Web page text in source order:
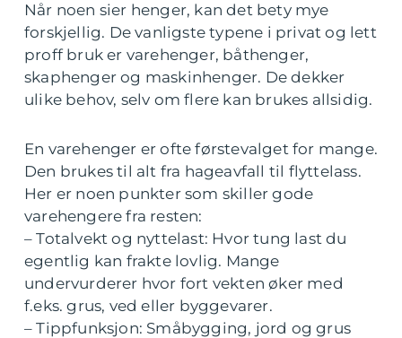
Når noen sier henger, kan det bety mye
forskjellig. De vanligste typene i privat og lett
proff bruk er varehenger, båthenger,
skaphenger og maskinhenger. De dekker
ulike behov, selv om flere kan brukes allsidig.
En varehenger er ofte førstevalget for mange.
Den brukes til alt fra hageavfall til flyttelass.
Her er noen punkter som skiller gode
varehengere fra resten:
– Totalvekt og nyttelast: Hvor tung last du
egentlig kan frakte lovlig. Mange
undervurderer hvor fort vekten øker med
f.eks. grus, ved eller byggevarer.
– Tippfunksjon: Småbygging, jord og grus